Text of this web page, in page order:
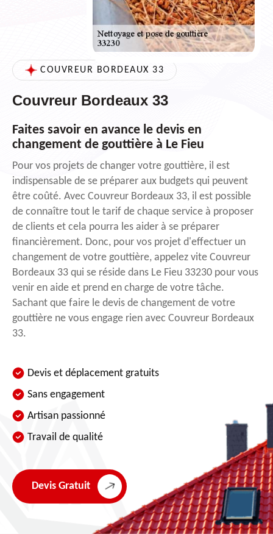
COUVREUR BORDEAUX 33
Couvreur Bordeaux 33
Faites savoir en avance le devis en
changement de gouttière à Le Fieu
Pour vos projets de changer votre gouttière, il est
indispensable de se préparer aux budgets qui peuvent
être coûté. Avec Couvreur Bordeaux 33, il est possible
de connaître tout le tarif de chaque service à proposer
de clients et cela pourra les aider à se préparer
financièrement. Donc, pour vos projet d'effectuer un
changement de votre gouttière, appelez vite Couvreur
Bordeaux 33 qui se réside dans Le Fieu 33230 pour vous
venir en aide et prend en charge de votre tâche.
Sachant que faire le devis de changement de votre
gouttière ne vous engage rien avec Couvreur Bordeaux
33.
Devis et déplacement gratuits
Sans engagement
Artisan passionné
Travail de qualité
Devis Gratuit